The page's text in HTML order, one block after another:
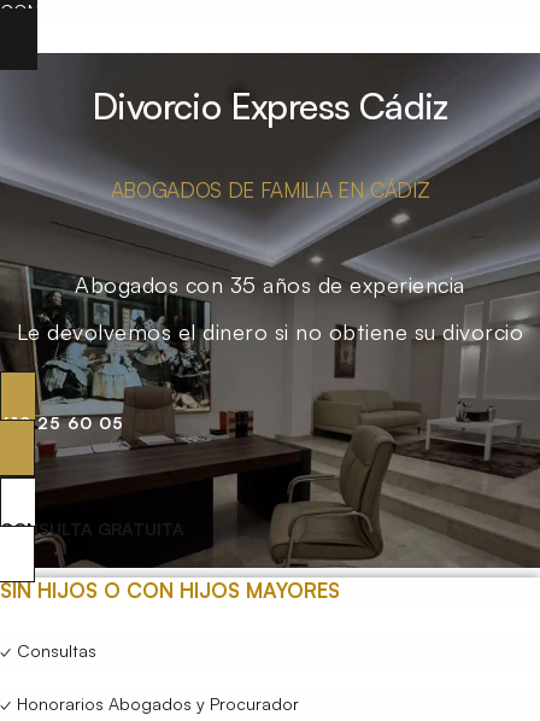
CONTACTO
Divorcio Express Cádiz
ABOGADOS DE FAMILIA EN CÁDIZ
Abogados con 35 años de experiencia
Le devolvemos el dinero si no obtiene su divorcio
619 25 60 05
CONSULTA GRATUITA
SIN HIJOS O CON HIJOS MAYORES
✓ Consultas
✓ Honorarios Abogados y Procurador